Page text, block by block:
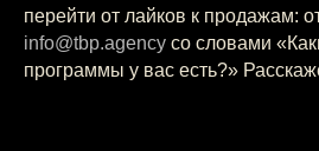
перейти от лайков к продажам:
info@tbp.agency со словами
программы у вас есть?»